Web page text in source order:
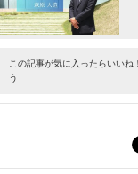
この記事が気に入ったらいいね
う